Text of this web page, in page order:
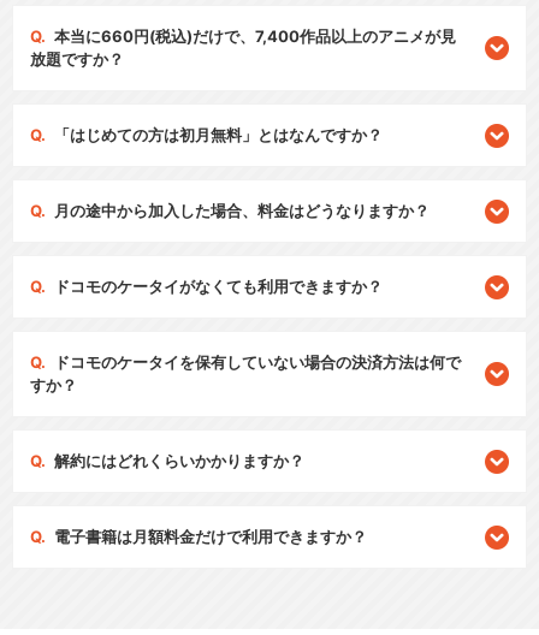
本当に660円(税込)だけで、7,400作品以上のアニメが見
放題ですか？
「はじめての方は初月無料」とはなんですか？
月の途中から加入した場合、料金はどうなりますか？
ドコモのケータイがなくても利用できますか？
ドコモのケータイを保有していない場合の決済方法は何で
すか？
解約にはどれくらいかかりますか？
電子書籍は月額料金だけで利用できますか？